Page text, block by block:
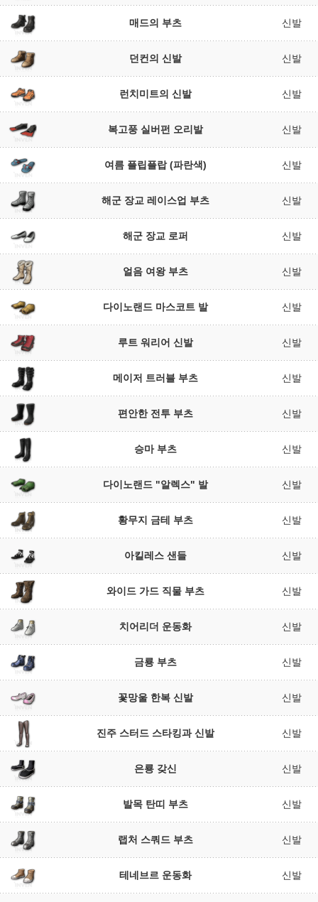
매드의 부츠 신발
던컨의 신발 신발
런치미트의 신발 신발
복고풍 실버펀 오리발 신발
여름 플립플랍 (파란색) 신발
해군 장교 레이스업 부츠 신발
해군 장교 로퍼 신발
얼음 여왕 부츠 신발
다이노랜드 마스코트 발 신발
루트 워리어 신발 신발
메이저 트러블 부츠 신발
편안한 전투 부츠 신발
승마 부츠 신발
다이노랜드 "알렉스" 발 신발
황무지 금테 부츠 신발
아킬레스 샌들 신발
와이드 가드 직물 부츠 신발
치어리더 운동화 신발
금룡 부츠 신발
꽃망울 한복 신발 신발
진주 스터드 스타킹과 신발 신발
은룡 갖신 신발
발목 탄띠 부츠 신발
랩처 스쿼드 부츠 신발
테네브르 운동화 신발